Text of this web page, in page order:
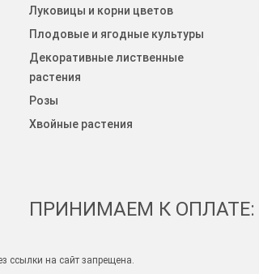
Луковицы и корни цветов
Плодовые и ягодные культуры
Декоративные лиственные
растения
Розы
Хвойные растения
ПРИНИМАЕМ К ОПЛАТЕ:
ссылки на сайт запрещена.